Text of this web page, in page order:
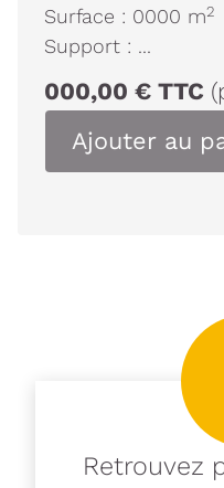
Surface : 0000 m2
Support : ...
000,00 € TTC
Ajouter au
Retrouvez